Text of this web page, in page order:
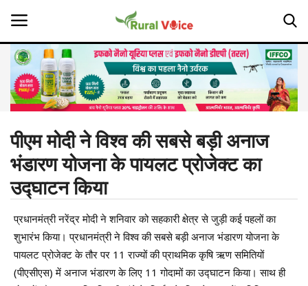
Home
Contact
About Us
Leadership Profiles
Opinion
Politics
पीएम मोदी ने विश्व की सबसे बड़ी अनाज
भंडारण योजना के पायलट प्रोजेक्ट का
उद्घाटन किया
प्रधानमंत्री नरेंद्र मोदी ने शनिवार को सहकारी क्षेत्र से जुड़ी कई पहलों का
शुभारंभ किया। प्रधानमंत्री ने विश्व की सबसे बड़ी अनाज भंडारण योजना के
पायलट प्रोजेक्ट के तौर पर 11 राज्यों की प्राथमिक कृषि ऋण समितियों
(पीएसीएस) में अनाज भंडारण के लिए 11 गोदामों का उद्घाटन किया। साथ ही